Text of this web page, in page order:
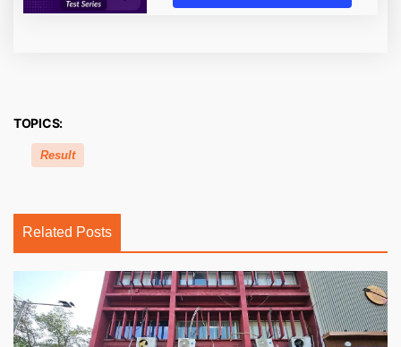
TOPICS:
Result
Related Posts